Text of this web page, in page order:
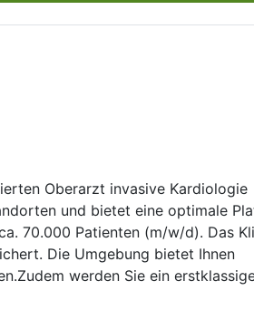
Oberarzt invasive Kardiologie
und bietet eine optimale
70.000 Patienten (m/w/d). Das
Die Umgebung bietet Ihnen
werden Sie ein